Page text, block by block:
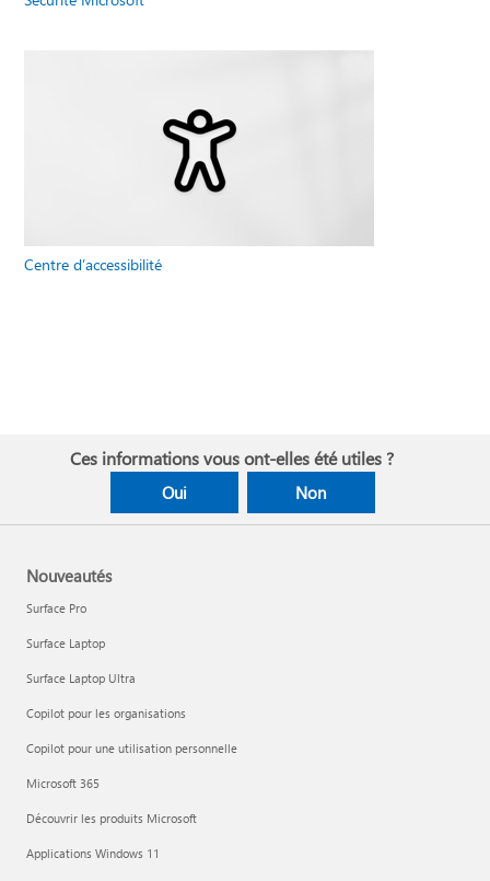
Centre d’accessibilité
Ces informations vous ont-elles été utiles ?
Oui Non
Nouveautés
Surface Pro
Surface Laptop
Surface Laptop Ultra
Copilot pour les organisations
Copilot pour une utilisation personnelle
Microsoft 365
Découvrir les produits Microsoft
Applications Windows 11